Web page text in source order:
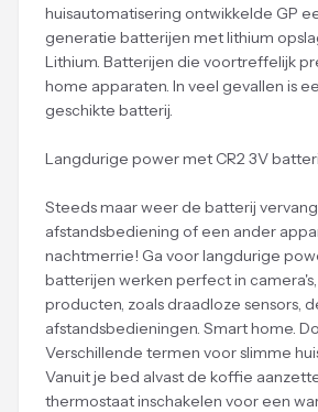
huisautomatisering ontwikkelde GP
generatie batterijen met lithium
Lithium. Batterijen die voortreffelijk
home apparaten. In veel gevallen is
geschikte batterij.
Langdurige power met CR2 3V
Steeds maar weer de batterij
afstandsbediening of een ander
nachtmerrie! Ga voor langdurige
batterijen werken perfect in
producten, zoals draadloze sensors,
afstandsbedieningen. Smart home.
Verschillende termen voor slimme
Vanuit je bed alvast de koffie
thermostaat inschakelen voor een